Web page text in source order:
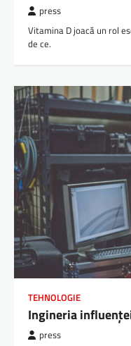
press
Vitamina D joacă un rol
de ce.
TEHNOLOGIE
Ingineria
press